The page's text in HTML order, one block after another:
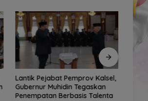
61 Peserta Ramaikan Pemilihan
Nanang Galuh Balangan 2026,
Pemkab Cari Duta Budaya